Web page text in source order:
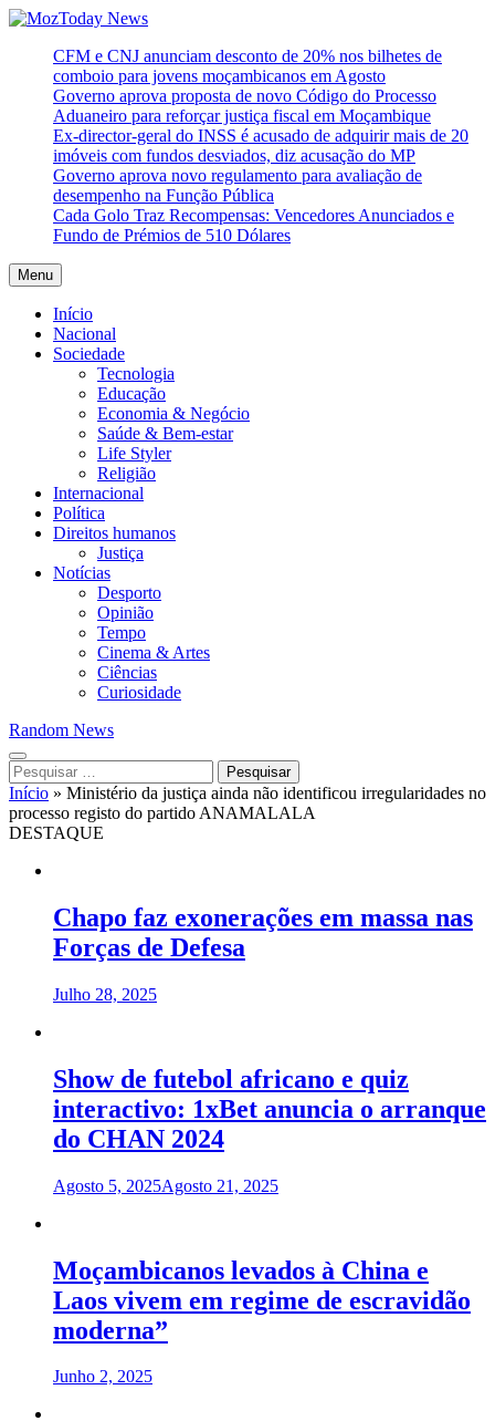
Skip
content
MozToday News
Onde a gente lê.
CFM e CNJ anunciam desconto de 20% nos bilhetes de
comboio para jovens moçambicanos em Agosto
Governo aprova proposta de novo Código do Processo
Aduaneiro para reforçar justiça fiscal em Moçambique
Ex-director-geral do INSS é acusado de adquirir mais de 20
imóveis com fundos desviados, diz acusação do MP
Governo aprova novo regulamento para avaliação de
desempenho na Função Pública
Cada Golo Traz Recompensas: Vencedores Anunciados e
Fundo de Prémios de 510 Dólares
Menu
Início
Nacional
Sociedade
Tecnologia
Educação
Economia & Negócio
Saúde & Bem-estar
Life Styler
Religião
Internacional
Política
Direitos humanos
Justiça
Notícias
Desporto
Opinião
Tempo
Cinema & Artes
Ciências
Curiosidade
Random News
Pesquisar
por:
Início » Ministério da justiça ainda não identificou irregularidades no
processo registo do partido ANAMALALA
DESTAQUE
Chapo faz exonerações em massa nas
Forças de Defesa
Julho 28, 2025
Show de futebol africano e quiz
interactivo: 1xBet anuncia o arranque
do CHAN 2024
Agosto 5, 2025Agosto 21, 2025
Moçambicanos levados à China e
Laos vivem em regime de escravidão
moderna”
Junho 2, 2025